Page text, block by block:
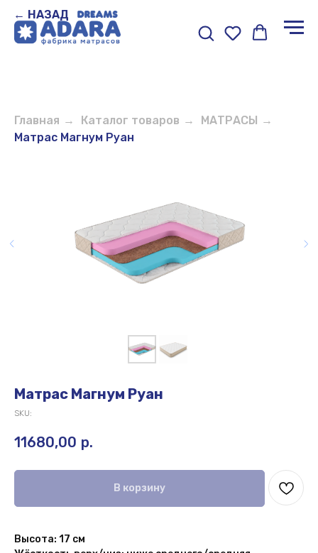
← НАЗАД
Главная → Каталог товаров → МАТРАСЫ →
Матрас Магнум Руан
Матрас Магнум Руан
SKU:
11680,00 р.
В корзину
Высота: 17 см